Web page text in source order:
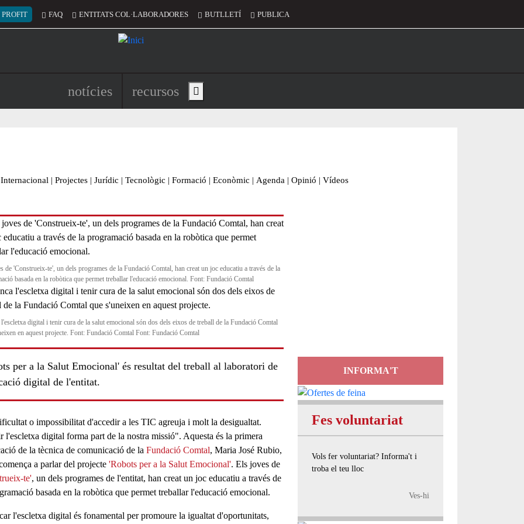
del compte d'usuari
PROFIT FAQ ENTITATS COL·LABORADORES BUTLLETÍ PUBLICA
Navegació principal de l'encapçalament
notícies recursos Show main menu
Internacional | Projectes | Jurídic | Tecnològic | Formació | Econòmic | Agenda | Opinió | Vídeos
de 'Construeix-te', un dels programes de la Fundació Comtal, han creat un joc educatiu a través de la
basada en la robòtica que permet treballar l'educació emocional. Font: Fundació Comtal
digital i tenir cura de la salut emocional són dos dels eixos de treball de la Fundació Comtal
en aquest projecte. Font: Fundació Comtal Font: Fundació Comtal
per a la Salut Emocional' és resultat del treball al laboratori de
digital de l'entitat.
o impossibilitat d'accedir a les TIC agreuja i molt la desigualtat.
l'escletxa digital forma part de la nostra missió". Aquesta és la primera
de la tècnica de comunicació de la Fundació Comtal, Maria José Rubio,
a parlar del projecte 'Robots per a la Salut Emocional'. Els joves de
te', un dels programes de l'entitat, han creat un joc educatiu a través de
basada en la robòtica que permet treballar l'educació emocional.
l'escletxa digital és fonamental per promoure la igualtat d'oportunitats,
INFORMA'T
Fes voluntariat
Vols fer voluntariat? Informa't i
troba el teu lloc
Ves-hi